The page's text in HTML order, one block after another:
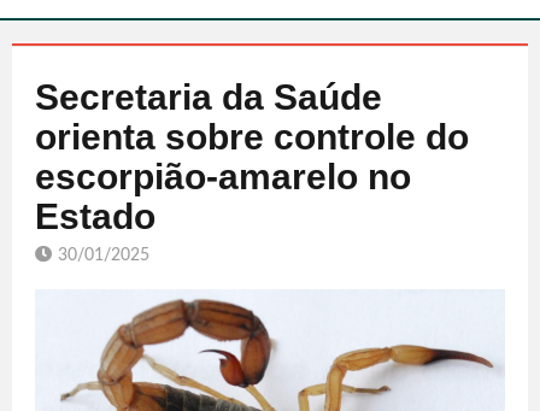
Secretaria da Saúde
orienta sobre controle do
escorpião-amarelo no
Estado
30/01/2025